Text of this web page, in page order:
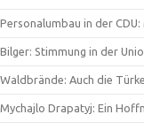
Personalumbau in der
Bilger: Stimmung in der
Waldbrände: Auch die
Mychajlo Drapatyj: Ein